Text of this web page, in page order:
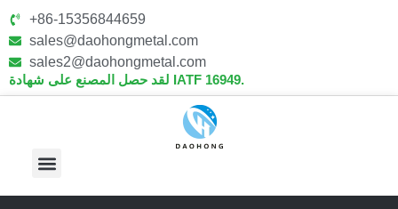
+86-15356844659
sales@daohongmetal.com
sales2@daohongmetal.com
لقد حصل المصنع على شهادة IATF 16949.